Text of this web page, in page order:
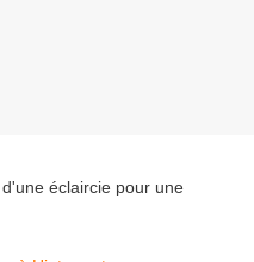
éclaircie pour une